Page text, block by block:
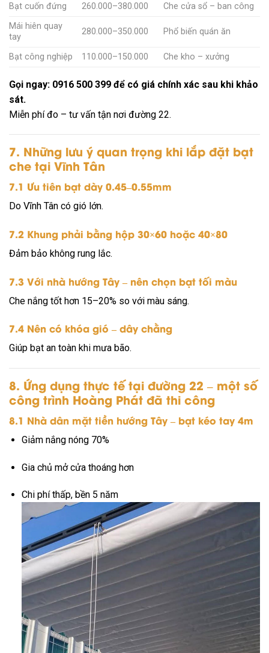
Bạt cuốn đứng 260.000–380.000
Che cửa sổ – ban công
Mái hiên quay
tay
280.000–350.000 Phổ biến quán ăn
Bạt công nghiệp 110.000–150.000 Che kho – xưởng
Gọi ngay: 0916 500 399 để có giá chính xác sau khi khảo
sát.
Miễn phí đo – tư vấn tận nơi đường 22.
7. Những lưu ý quan trọng khi lắp đặt bạt
che tại Vĩnh Tân
7.1 Ưu tiên bạt dày 0.45–0.55mm
Do Vĩnh Tân có gió lớn.
7.2 Khung phải bằng hộp 30×60 hoặc 40×80
Đảm bảo không rung lắc.
7.3 Với nhà hướng Tây – nên chọn bạt tối màu
Che nắng tốt hơn 15–20% so với màu sáng.
7.4 Nên có khóa gió – dây chằng
Giúp bạt an toàn khi mưa bão.
8. Ứng dụng thực tế tại đường 22 – một số
công trình Hoàng Phát đã thi công
8.1 Nhà dân mặt tiền hướng Tây – bạt kéo tay 4m
Giảm nắng nóng 70%
Gia chủ mở cửa thoáng hơn
Chi phí thấp, bền 5 năm